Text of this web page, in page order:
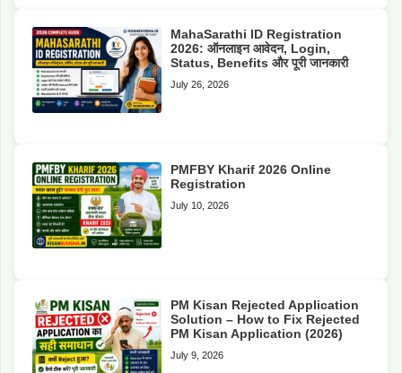
MahaSarathi ID Registration
2026: ऑनलाइन आवेदन, Login,
Status, Benefits और पूरी जानकारी
July 26, 2026
PMFBY Kharif 2026 Online
Registration
July 10, 2026
PM Kisan Rejected Application
Solution – How to Fix Rejected
PM Kisan Application (2026)
July 9, 2026